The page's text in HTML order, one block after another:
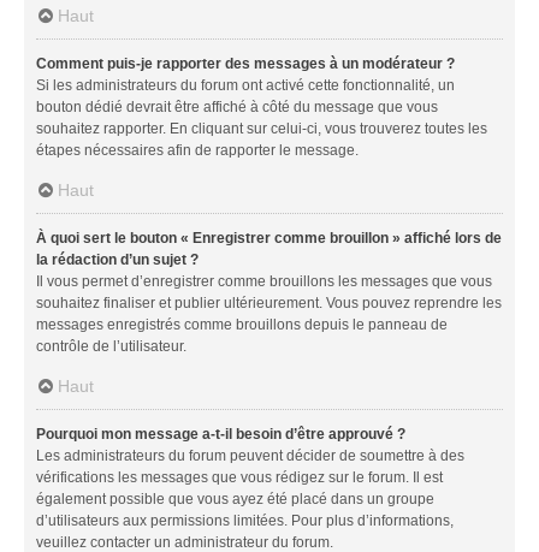
Haut
Comment puis-je rapporter des messages à un modérateur ?
Si les administrateurs du forum ont activé cette fonctionnalité, un
bouton dédié devrait être affiché à côté du message que vous
souhaitez rapporter. En cliquant sur celui-ci, vous trouverez toutes les
étapes nécessaires afin de rapporter le message.
Haut
À quoi sert le bouton « Enregistrer comme brouillon » affiché lors de
la rédaction d’un sujet ?
Il vous permet d’enregistrer comme brouillons les messages que vous
souhaitez finaliser et publier ultérieurement. Vous pouvez reprendre les
messages enregistrés comme brouillons depuis le panneau de
contrôle de l’utilisateur.
Haut
Pourquoi mon message a-t-il besoin d’être approuvé ?
Les administrateurs du forum peuvent décider de soumettre à des
vérifications les messages que vous rédigez sur le forum. Il est
également possible que vous ayez été placé dans un groupe
d’utilisateurs aux permissions limitées. Pour plus d’informations,
veuillez contacter un administrateur du forum.